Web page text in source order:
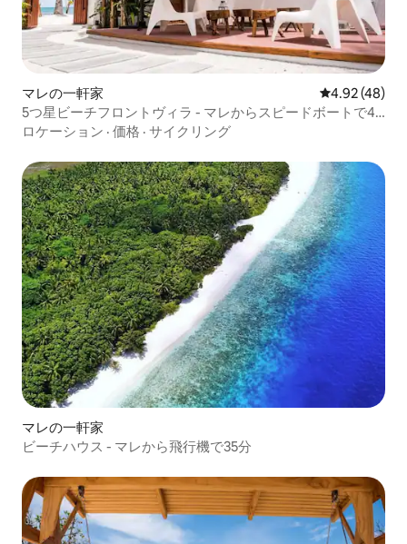
マレの一軒家 レビュー48
4.92 (48)
5つ星ビーチフロントヴィラ - マレからスピードボートで40
分
ロケーション · 価格 · サイクリング
マレの一軒家
ビーチハウス - マレから飛行機で35分